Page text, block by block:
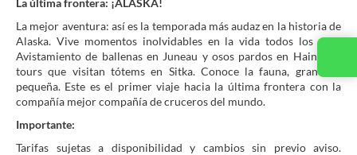
La última frontera: ¡ALASKA!
La mejor aventura: así es la temporada más audaz en la historia de
Alaska. Vive momentos inolvidables en la vida todos los días.
Avistamiento de ballenas en Juneau y osos pardos en Haines. Y
tours que visitan tótems en Sitka. Conoce la fauna, grande y
pequeña. Este es el primer viaje hacia la última frontera con la
compañía mejor compañía de cruceros del mundo.
Importante:
Tarifas sujetas a disponibilidad y cambios sin previo aviso.
Contacta con nosotros